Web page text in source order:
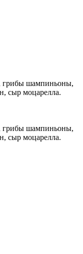
грибы шампиньоны,
сыр моцарелла.
грибы шампиньоны,
сыр моцарелла.